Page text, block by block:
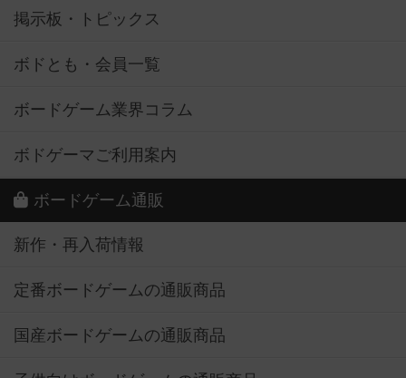
掲示板・トピックス
ボドとも・会員一覧
ボードゲーム業界コラム
ボドゲーマご利用案内
ボードゲーム通販
新作・再入荷情報
定番ボードゲームの通販商品
国産ボードゲームの通販商品